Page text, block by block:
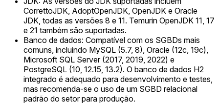
CorrettoJDK, AdoptOpenJDK, OpenJDK e Oracle
JDK, todas as versões 8 e 11. Temurin OpenJDK 11, 17
e 21 também são suportadas.
Banco de dados: Compatível com os SGBDs mais
comuns, incluindo MySQL (5.7, 8), Oracle (12c, 19c),
Microsoft SQL Server (2017, 2019, 2022) e
PostgreSQL (10, 12.15, 13.2). O banco de dados H2
integrado é adequado para desenvolvimento e testes,
mas recomenda-se o uso de um SGBD relacional
padrão do setor para produção.